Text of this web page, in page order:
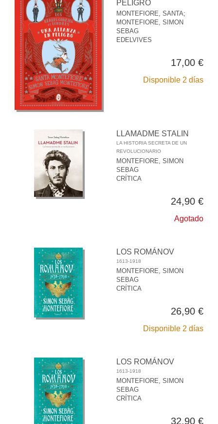
PELIGRO
MONTEFIORE, SANTA;
MONTEFIORE, SIMON
SEBAG
EDELVIVES
17,00 €
Disponible 2 días
LLAMADME STALIN
LA HISTORIA SECRETA DE UN
REVOLUCIONARIO
MONTEFIORE, SIMON
SEBAG
CRÍTICA
24,90 €
Agotado
LOS ROMÁNOV
1613-1918
MONTEFIORE, SIMON
SEBAG
CRÍTICA
26,90 €
Disponible 2 días
LOS ROMÁNOV
1613-1918
MONTEFIORE, SIMON
SEBAG
CRÍTICA
32,90 €